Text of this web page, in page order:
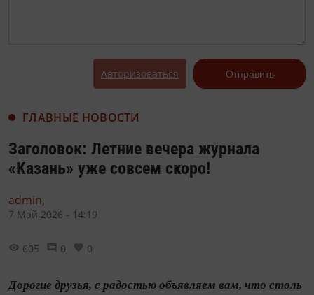
Авторизоваться Отправить
ГЛАВНЫЕ НОВОСТИ
Заголовок: Летние вечера журнала
«Казань» уже совсем скоро!
admin,
7 Май 2026 - 14:19
605 0 0
Дорогие друзья, с радостью объявляем вам, что столь